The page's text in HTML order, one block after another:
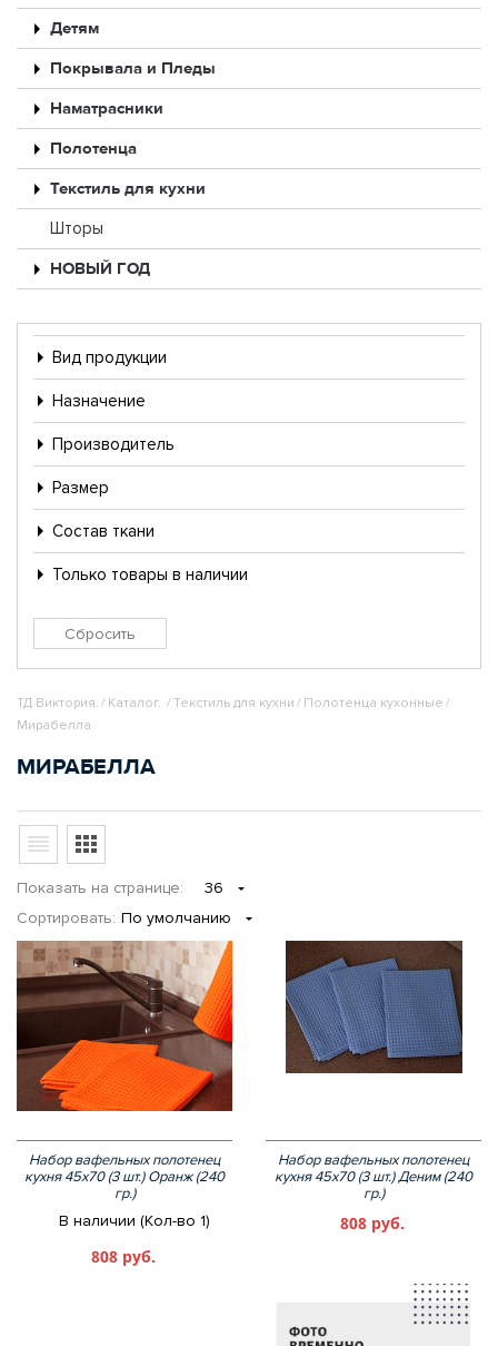
Детям
Покрывала и Пледы
Наматрасники
Полотенца
Текстиль для кухни
Шторы
НОВЫЙ ГОД
Вид продукции
Назначение
Производитель
Размер
Состав ткани
Только товары в наличии
ТД Виктория. / Каталог. / Текстиль для кухни / Полотенца кухонные /
Мирабелла
МИРАБЕЛЛА
Показать на странице:
36
Сортировать: По умолчанию
Набор вафельных полотенец
кухня 45х70 (3 шт.) Оранж (240
гр.)
В наличии (Кол-во 1)
808 руб.
Набор вафельных полотенец
кухня 45х70 (3 шт.) Деним (240
гр.)
808 руб.